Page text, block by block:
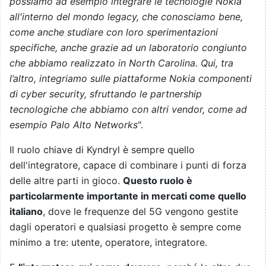
all'interno del mondo legacy, che conosciamo bene,
come anche studiare con loro sperimentazioni
specifiche, anche grazie ad un laboratorio congiunto
che abbiamo realizzato in North Carolina. Qui, tra
l’altro, integriamo sulle piattaforme Nokia componenti
di cyber security, sfruttando le partnership
tecnologiche che abbiamo con altri vendor, come ad
esempio Palo Alto Networks".
Il ruolo chiave di Kyndryl è sempre quello
dell'integratore, capace di combinare i punti di forza
delle altre parti in gioco. Questo ruolo è
particolarmente importante in mercati come quello
italiano, dove le frequenze del 5G vengono gestite
dagli operatori e qualsiasi progetto è sempre come
minimo a tre: utente, operatore, integratore.